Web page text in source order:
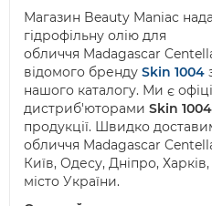
Магазин Beauty Maniac
гідрофільну олію для
обличчя Madagascar
відомого бренду Skin 1004
нашого каталогу. Ми є
дистриб'юторами Skin 1004
продукції. Швидко
обличчя Madagascar
Київ, Одесу, Дніпро,
місто України.